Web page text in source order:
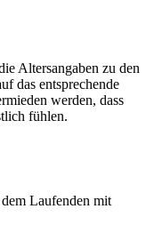
Altersangaben zu den
das entsprechende
werden, dass
fühlen.
Laufenden mit